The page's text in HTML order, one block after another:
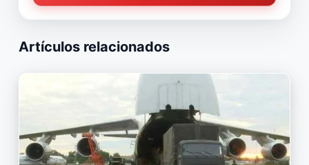
Artículos relacionados